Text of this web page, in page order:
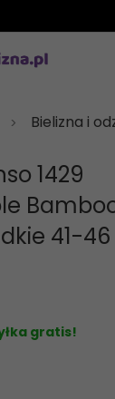
Bielizna i
1429
41-46
gratis!